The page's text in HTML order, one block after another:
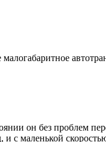
он без проблем
с маленькой